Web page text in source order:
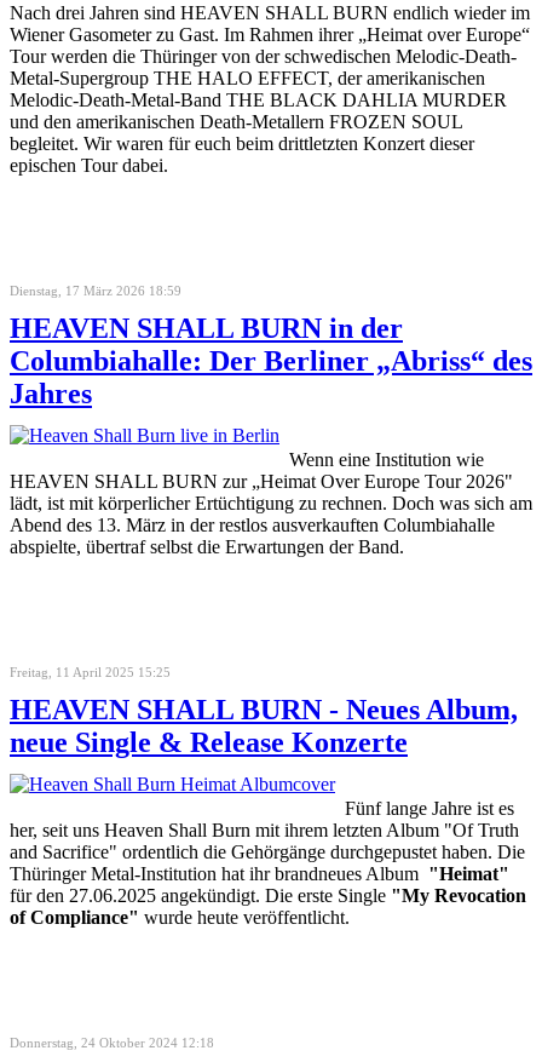
Nach drei Jahren sind HEAVEN SHALL BURN endlich wieder im
Wiener Gasometer zu Gast. Im Rahmen ihrer „Heimat over Europe“
Tour werden die Thüringer von der schwedischen Melodic-Death-
Metal-Supergroup THE HALO EFFECT, der amerikanischen
Melodic-Death-Metal-Band THE BLACK DAHLIA MURDER
und den amerikanischen Death-Metallern FROZEN SOUL
begleitet. Wir waren für euch beim drittletzten Konzert dieser
epischen Tour dabei.
Dienstag, 17 März 2026 18:59
HEAVEN SHALL BURN in der
Columbiahalle: Der Berliner „Abriss“ des
Jahres
Wenn eine Institution wie
HEAVEN SHALL BURN zur „Heimat Over Europe Tour 2026"
lädt, ist mit körperlicher Ertüchtigung zu rechnen. Doch was sich am
Abend des 13. März in der restlos ausverkauften Columbiahalle
abspielte, übertraf selbst die Erwartungen der Band.
Freitag, 11 April 2025 15:25
HEAVEN SHALL BURN - Neues Album,
neue Single & Release Konzerte
Fünf lange Jahre ist es
her, seit uns Heaven Shall Burn mit ihrem letzten Album "Of Truth
and Sacrifice" ordentlich die Gehörgänge durchgepustet haben. Die
Thüringer Metal-Institution hat ihr brandneues Album "Heimat"
für den 27.06.2025 angekündigt. Die erste Single "My Revocation
of Compliance" wurde heute veröffentlicht.
Donnerstag, 24 Oktober 2024 12:18